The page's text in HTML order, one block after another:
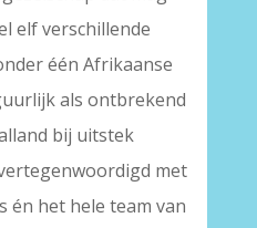
elf verschillende
één Afrikaanse
als ontbrekend
bij uitstek
met
én het hele team van